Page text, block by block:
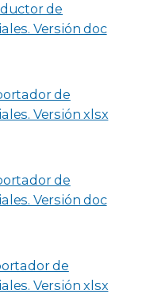
de
Versión doc
de
Versión xlsx
de
Versión doc
de
Versión xlsx